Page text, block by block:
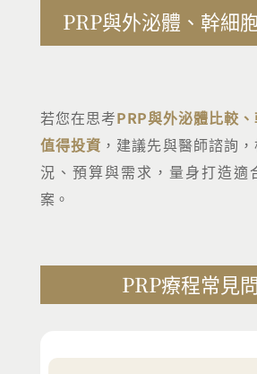
PRP與外泌體、幹細
若您在思考PRP與外泌體比較
值得投資 ，建議先與醫師諮詢
況、預算與需求，量身打造適
案。
PRP療程常見